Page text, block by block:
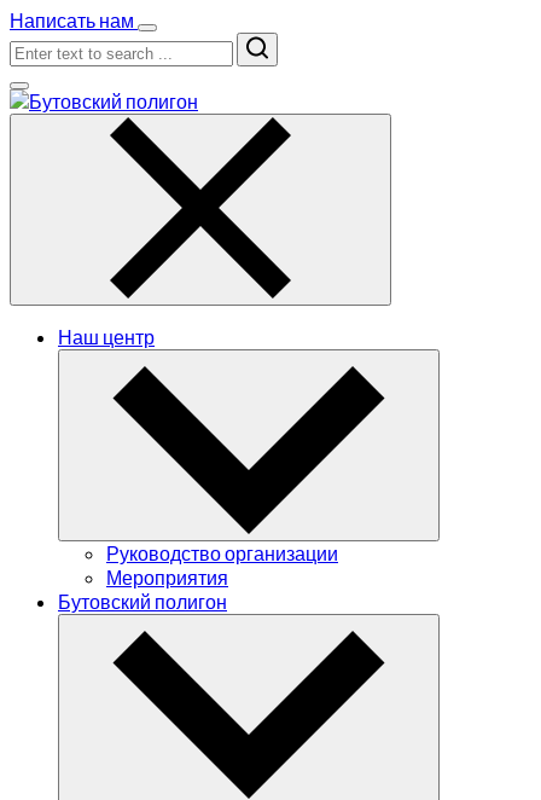
Написать нам
Search
Наш центр
Руководство организации
Мероприятия
Бутовский полигон